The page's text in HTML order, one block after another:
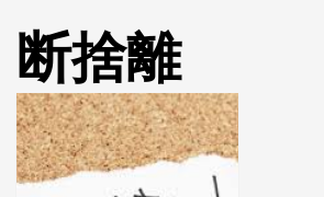
ニ
ュ
ー
断捨離